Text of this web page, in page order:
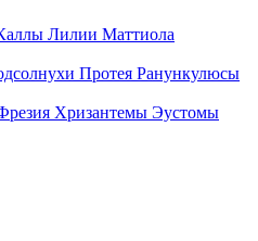
Лилии Маттиола
Протея Ранункулюсы
Хризантемы Эустомы